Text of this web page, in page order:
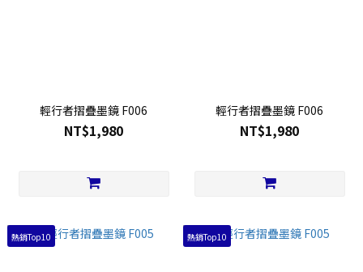
輕行者摺疊墨鏡 F006
NT$1,980
輕行者摺疊墨鏡 F006
NT$1,980
熱銷Top10 熱銷Top10